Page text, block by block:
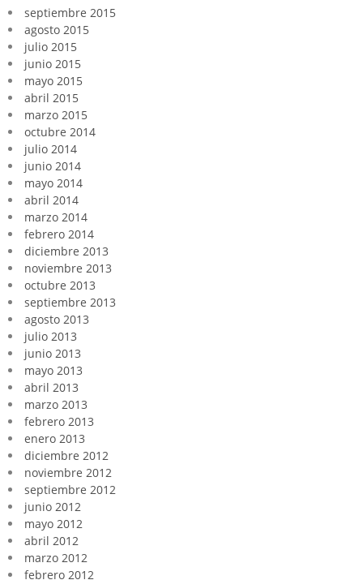
septiembre 2015
agosto 2015
julio 2015
junio 2015
mayo 2015
abril 2015
marzo 2015
octubre 2014
julio 2014
junio 2014
mayo 2014
abril 2014
marzo 2014
febrero 2014
diciembre 2013
noviembre 2013
octubre 2013
septiembre 2013
agosto 2013
julio 2013
junio 2013
mayo 2013
abril 2013
marzo 2013
febrero 2013
enero 2013
diciembre 2012
noviembre 2012
septiembre 2012
junio 2012
mayo 2012
abril 2012
marzo 2012
febrero 2012